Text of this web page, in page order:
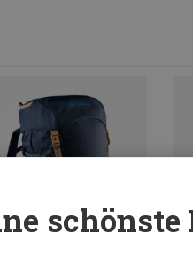
schönste